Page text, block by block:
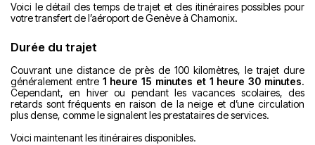
Voici le détail des temps de trajet et des itinéraires possibles pour
votre transfert de l’aéroport de Genève à Chamonix.
Durée du trajet
Couvrant une distance de près de 100 kilomètres, le trajet dure
généralement entre 1 heure 15 minutes et 1 heure 30 minutes.
Cependant, en hiver ou pendant les vacances scolaires, des
retards sont fréquents en raison de la neige et d’une circulation
plus dense, comme le signalent les prestataires de services.
Voici maintenant les itinéraires disponibles.